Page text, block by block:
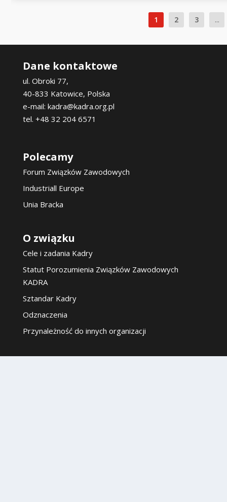
1 2 3 ...
Dane kontaktowe
ul. Obroki 77,
40-833 Katowice, Polska
e-mail: kadra@kadra.org.pl
tel. +48 32 204 6571
Polecamy
Forum Związków Zawodowych
Industriall Europe
Unia Bracka
O związku
Cele i zadania Kadry
Statut Porozumienia Związków Zawodowych
KADRA
Sztandar Kadry
Odznaczenia
Przynależność do innych organizacji